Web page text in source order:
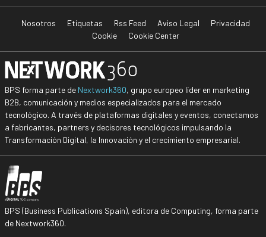
Nosotros Etiquetas Rss Feed Aviso Legal
Privacidad
Cookie
Cookie Center
BPS forma parte de Nextwork360, grupo europeo líder en marketing
B2B, comunicación y medios especializados para el mercado
tecnológico. A través de plataformas digitales y eventos, conectamos
a fabricantes, partners y decisores tecnológicos impulsando la
Transformación Digital, la Innovación y el crecimiento empresarial.
BPS (Business Publications Spain), editora de Computing, forma parte
de Nextwork360.